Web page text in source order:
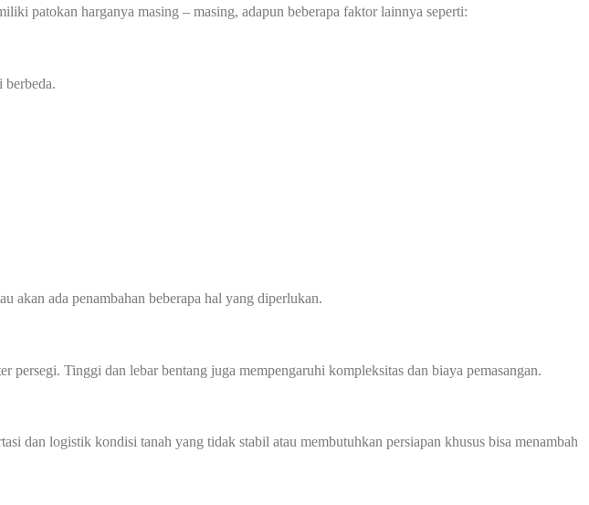
patokan harganya masing – masing, adapun beberapa faktor lainnya seperti:
berbeda.
akan ada penambahan beberapa hal yang diperlukan.
Tinggi dan lebar bentang juga mempengaruhi kompleksitas dan biaya pemasangan.
dan logistik kondisi tanah yang tidak stabil atau membutuhkan persiapan khusus bisa menambah